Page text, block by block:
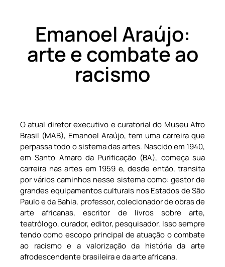
Emanoel Araújo:
arte e combate ao
racismo
O atual diretor executivo e curatorial do Museu Afro
Brasil (MAB), Emanoel Araújo, tem uma carreira que
perpassa todo o sistema das artes. Nascido em 1940,
em Santo Amaro da Purificação (BA), começa sua
carreira nas artes em 1959 e, desde então, transita
por vários caminhos nesse sistema como: gestor de
grandes equipamentos culturais nos Estados de São
Paulo e da Bahia, professor, colecionador de obras de
arte africanas, escritor de livros sobre arte,
teatrólogo, curador, editor, pesquisador. Isso sempre
tendo como escopo principal de atuação o combate
ao racismo e a valorização da história da arte
afrodescendente brasileira e da arte africana.